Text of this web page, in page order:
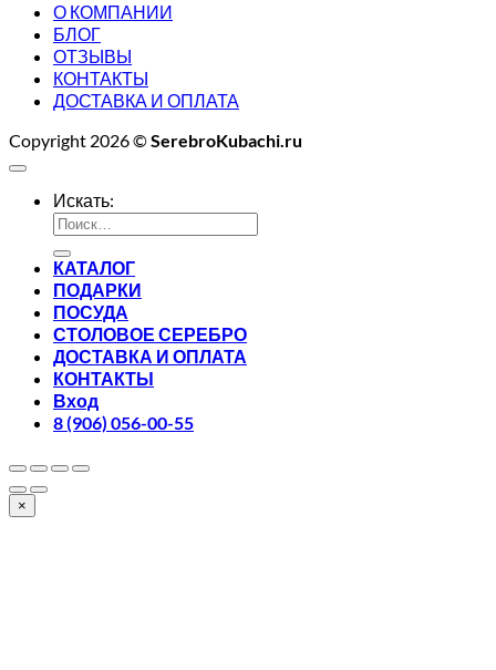
О КОМПАНИИ
БЛОГ
ОТЗЫВЫ
КОНТАКТЫ
ДОСТАВКА И ОПЛАТА
Copyright 2026 ©SerebroKubachi.ru
Искать:
КАТАЛОГ
ПОДАРКИ
ПОСУДА
СТОЛОВОЕ СЕРЕБРО
ДОСТАВКА И ОПЛАТА
КОНТАКТЫ
Вход
8 (906) 056-00-55
×